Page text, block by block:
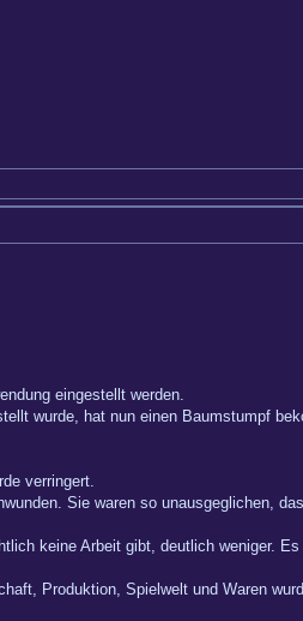
eingestellt werden.
wurde, hat nun einen Baumstumpf
verringert.
Sie waren so unausgeglichen,
keine Arbeit gibt, deutlich weniger.
Produktion, Spielwelt und Waren